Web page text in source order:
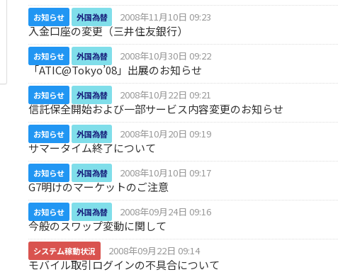
お知らせ 外国為替 2008年11月10日 09:23
入金口座の変更（三井住友銀行）
お知らせ 外国為替 2008年10月30日 09:22
「ATIC@Tokyo’08」出展のお知らせ
お知らせ 外国為替 2008年10月22日 09:21
信託保全開始および一部サービス内容変更のお知らせ
お知らせ 外国為替 2008年10月20日 09:19
サマータイム終了について
お知らせ 外国為替 2008年10月10日 09:17
G7明けのマーケットのご注意
お知らせ 外国為替 2008年09月24日 09:16
今般のスワップ変動に関して
システム稼動状況 2008年09月22日 09:14
モバイル取引ログインの不具合について